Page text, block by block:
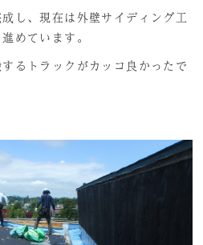
し、現在は外壁サイディング工
めています。
るトラックがカッコ良かったで